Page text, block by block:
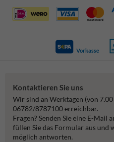
Vorkasse
Kontaktieren Sie uns
Wir sind an Werktagen (von
06782/8787100 erreichbar.
Fragen? Senden Sie eine E-Mail
füllen Sie das Formular aus und
möglich antworten.